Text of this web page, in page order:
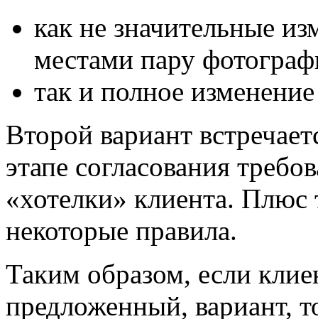
как не значительные
местами пару
так и полное
Второй вариант
этапе согласования
«хотелки» клиента. Плюс
некоторые правила.
Таким образом, если
предложенный, вариант,